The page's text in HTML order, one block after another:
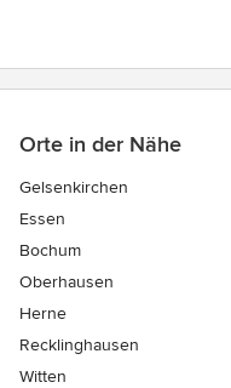
Orte in der Nähe
Gelsenkirchen
Essen
Bochum
Oberhausen
Herne
Recklinghausen
Witten